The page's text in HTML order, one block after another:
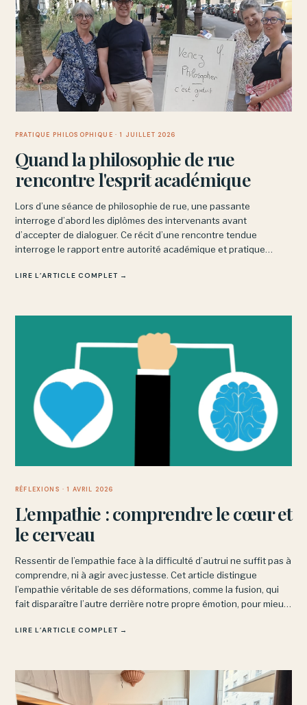
PRATIQUE PHILOSOPHIQUE · 1 JUILLET 2026
Quand la philosophie de rue
rencontre l'esprit académique
Lors d’une séance de philosophie de rue, une passante
interroge d’abord les diplômes des intervenants avant
d’accepter de dialoguer. Ce récit d’une rencontre tendue
interroge le rapport entre autorité académique et pratique
partagé des idées.
LIRE L’ARTICLE COMPLET →
RÉFLEXIONS · 1 AVRIL 2026
L'empathie : comprendre le cœur et
le cerveau
Ressentir de l’empathie face à la difficulté d’autrui ne suffit pas à
comprendre, ni à agir avec justesse. Cet article distingue
l’empathie véritable de ses déformations, comme la fusion, qui
fait disparaître l’autre derrière notre propre émotion, pour mieux
LIRE L’ARTICLE COMPLET →